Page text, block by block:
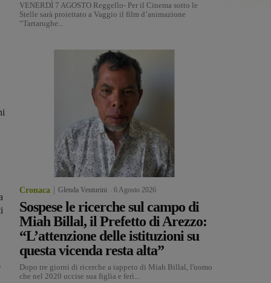
VENERDÌ 7 AGOSTO Reggello- Per il Cinema sotto le
Stelle sarà proiettato a Vaggio il film d’animazione
“Tartarughe...
Cronaca Glenda Venturini 6 Agosto 2026
Sospese le ricerche sul campo di
Miah Billal, il Prefetto di Arezzo:
“L’attenzione delle istituzioni su
questa vicenda resta alta”
Dopo tre giorni di ricerche a tappeto di Miah Billal, l'uomo
che nel 2020 uccise sua figlia e ferì...